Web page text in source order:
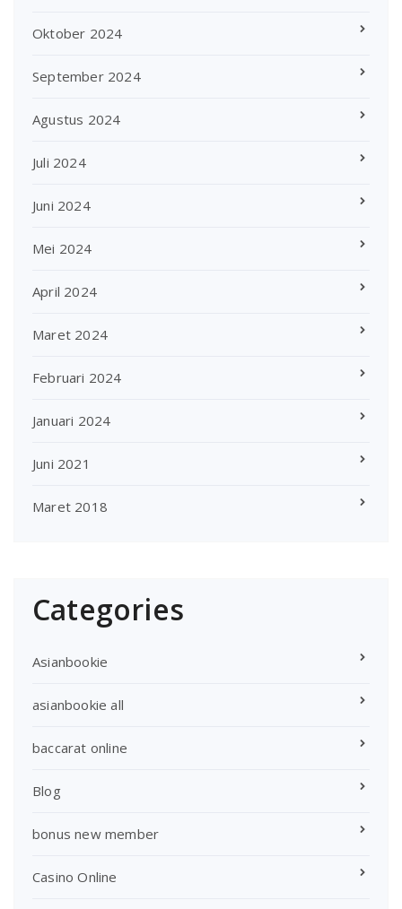
Oktober 2024
September 2024
Agustus 2024
Juli 2024
Juni 2024
Mei 2024
April 2024
Maret 2024
Februari 2024
Januari 2024
Juni 2021
Maret 2018
Categories
Asianbookie
asianbookie all
baccarat online
Blog
bonus new member
Casino Online